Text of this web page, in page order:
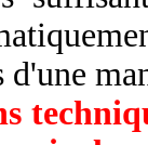
d'une